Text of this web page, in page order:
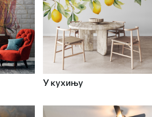
У кухињу